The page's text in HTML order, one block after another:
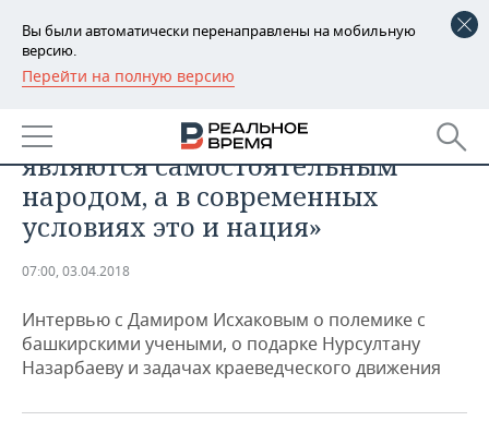
Вы были автоматически перенаправлены на мобильную
версию.
Перейти на полную версию
РЕГИОНЫ
БАШКОРТОСТАН
ТАТАРСТАН
УДМУРТИЯ
НОВОСТИ
АНАЛИТИКА
НОВОСТИ АНАЛИТИКИ
ДЕКЛАРАЦИИ О ДОХОДАХ
КОРОЛИ ГОСЗАКАЗА ПФО
ВУЗЫ ТАТАРСТАНА
ЭКОНОМИКА
НОВОСТИ ЭКОНОМИКИ
ФИНАНСЫ
БАНКИ
ПРОМЫШЛЕННОСТЬ
НОВОСТИ
ПРОМЫШЛЕННОСТИ
НЕДВИЖИМОСТЬ
НОВОСТИ НЕДВИЖИМОСТИ
АВТО
«Я всегда говорил, что башкиры
являются самостоятельным
народом, а в современных
условиях это и нация»
07:00, 03.04.2018
Интервью с Дамиром Исхаковым о полемике с
башкирскими учеными, о подарке Нурсултану
Назарбаеву и задачах краеведческого движения